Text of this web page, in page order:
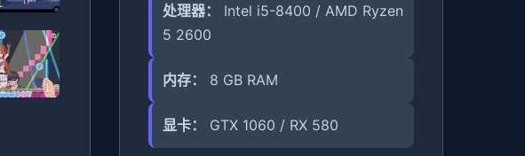
处理器：
Intel i5-8400 / AMD Ryzen
5 2600
内存： 8 GB RAM
显卡： GTX 1060 / RX 580